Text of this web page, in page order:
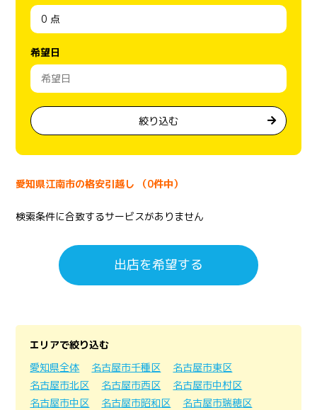
希望日
絞り込む
愛知県江南市の格安引越し （0件中）
検索条件に合致するサービスがありません
出店を希望する
エリアで絞り込む
愛知県全体
名古屋市千種区
名古屋市東区
名古屋市北区
名古屋市西区
名古屋市中村区
名古屋市中区
名古屋市昭和区
名古屋市瑞穂区